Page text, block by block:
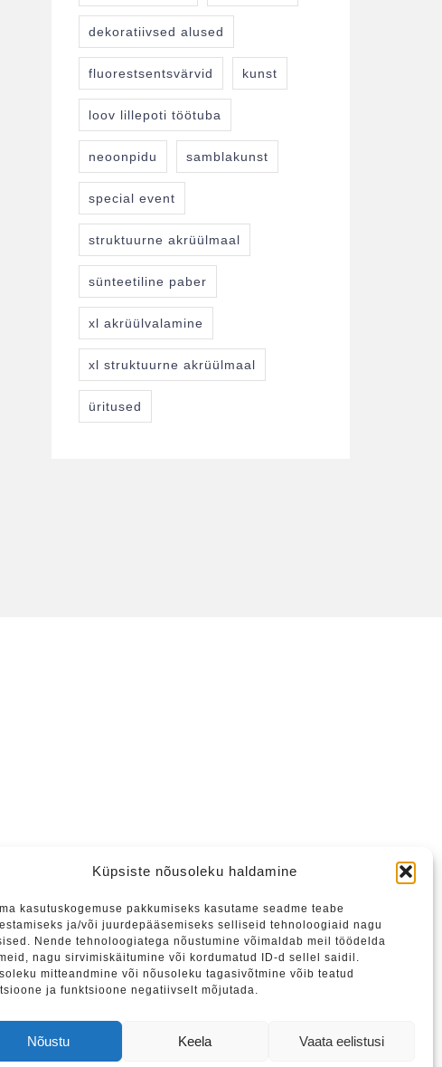
Küpsiste nõusoleku haldamine
kasutuskogemuse pakkumiseks kasutame seadme teabe
ja/või juurdepääsemiseks selliseid tehnoloogiaid nagu
Nende tehnoloogiatega nõustumine võimaldab meil töödelda
nagu sirvimiskäitumine või kordumatud ID-d sellel saidil.
mitteandmine või nõusoleku tagasivõtmine võib teatud
ja funktsioone negatiivselt mõjutada.
Nõustu Keela Vaata eelistusi
dekoratiivsed alused
fluorestsentsvärvid kunst
loov lillepoti töötuba
neoonpidu samblakunst
special event
struktuurne akrüülmaal
sünteetiline paber
xl akrüülvalamine
xl struktuurne akrüülmaal
üritused
liituda meie uudiskirjaga.